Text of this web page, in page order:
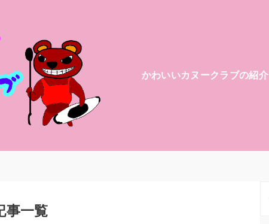
かわいいカヌークラブの紹介
事一覧